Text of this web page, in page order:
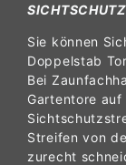
Sie können
Doppelstab
Bei
Gartentore
Streifen von
zurecht